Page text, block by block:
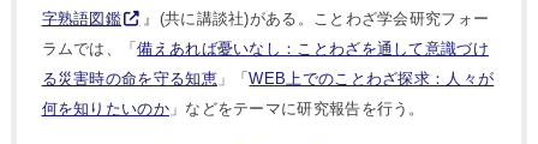
字熟語図鑑
』(共に講談社)がある。ことわざ学会研究フォー
ラムでは、「備えあれば憂いなし：ことわざを通して意識づけ
る災害時の命を守る知恵」「WEB上でのことわざ探求：人々が
何を知りたいのか」などをテーマに研究報告を行う。